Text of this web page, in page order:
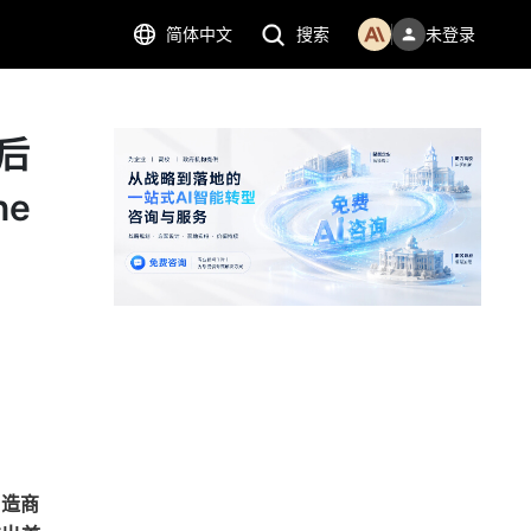
简体中文 搜索 未登录
商